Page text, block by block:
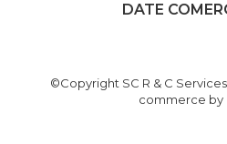
DATE
©Copyright SC R & C Services
commerce by